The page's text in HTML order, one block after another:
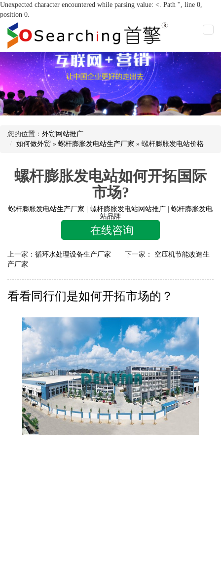
Unexpected character encountered while parsing value: <. Path '', line 0,
position 0.
您的位置： 外贸网站推广
如何做外贸 » 螺杆膨胀发电站生产厂家 » 螺杆膨胀发电站价格
螺杆膨胀发电站如何开拓国际
市场?
螺杆膨胀发电站生产厂家 | 螺杆膨胀发电站网站推广 | 螺杆膨胀发电
站品牌
在线咨询
上一家： 循环水处理设备生产厂家 下一家： 空压机节能改造生
产厂家
看看同行们是如何开拓市场的？